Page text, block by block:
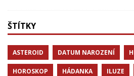
ŠTÍTKY
ASTEROID DATUM NAROZENÍ
HOROSKOP HÁDANKA ILUZE